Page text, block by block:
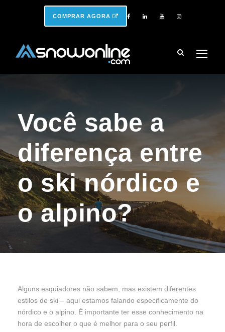
COMPRAR AGORA
Você sabe a
diferença entre
o ski nórdico e
o alpino?
Alguns esquiadores não sabem, mas existem diferentes
estilos de ski – aqui estamos falando especificamente do
nórdico e o alpino. É importante ter esse conhecimento na
hora de escolher o que é melhor para o seu perfil.